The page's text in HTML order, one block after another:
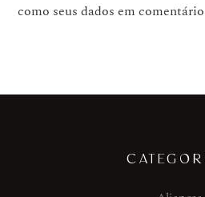
como seus dados em